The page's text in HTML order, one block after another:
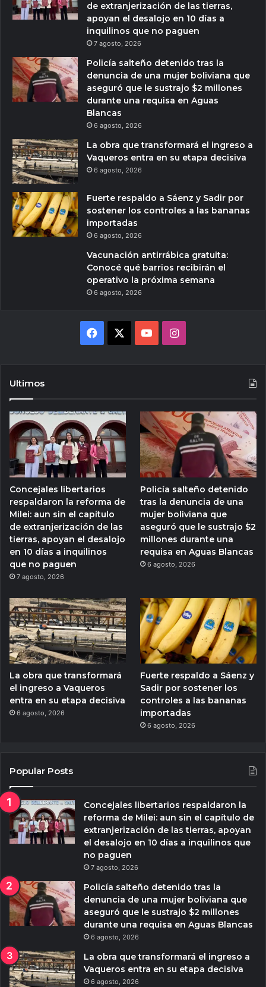
de extranjerización de las tierras,
apoyan el desalojo en 10 días a
inquilinos que no paguen
7 agosto, 2026
Policía salteño detenido tras la
denuncia de una mujer boliviana que
aseguró que le sustrajo $2 millones
durante una requisa en Aguas
Blancas
6 agosto, 2026
La obra que transformará el ingreso a
Vaqueros entra en su etapa decisiva
6 agosto, 2026
Fuerte respaldo a Sáenz y Sadir por
sostener los controles a las bananas
importadas
6 agosto, 2026
Vacunación antirrábica gratuita:
Conocé qué barrios recibirán el
operativo la próxima semana
6 agosto, 2026
Facebook YouTubeInstagram
Ultimos
Concejales libertarios
respaldaron la reforma de
Milei: aun sin el capítulo
de extranjerización de las
tierras, apoyan el desalojo
en 10 días a inquilinos
que no paguen
7 agosto, 2026
Policía salteño detenido
tras la denuncia de una
mujer boliviana que
aseguró que le sustrajo $2
millones durante una
requisa en Aguas Blancas
6 agosto, 2026
La obra que transformará
el ingreso a Vaqueros
entra en su etapa decisiva
6 agosto, 2026
Fuerte respaldo a Sáenz y
Sadir por sostener los
controles a las bananas
importadas
6 agosto, 2026
Popular Posts
Concejales libertarios respaldaron la
reforma de Milei: aun sin el capítulo de
extranjerización de las tierras, apoyan
el desalojo en 10 días a inquilinos que
no paguen
7 agosto, 2026
Policía salteño detenido tras la
denuncia de una mujer boliviana que
aseguró que le sustrajo $2 millones
durante una requisa en Aguas Blancas
6 agosto, 2026
La obra que transformará el ingreso a
Vaqueros entra en su etapa decisiva
6 agosto, 2026